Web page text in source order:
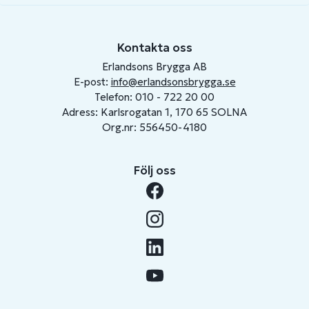
Kontakta oss
Erlandsons Brygga AB
E-post: info@erlandsonsbrygga.se
Telefon: 010 - 722 20 00
Adress: Karlsrogatan 1, 170 65 SOLNA
Org.nr: 556450-4180
Följ oss